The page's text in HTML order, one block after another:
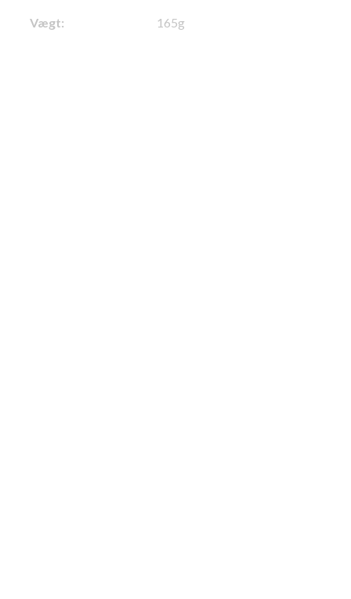
Vægt: 165g